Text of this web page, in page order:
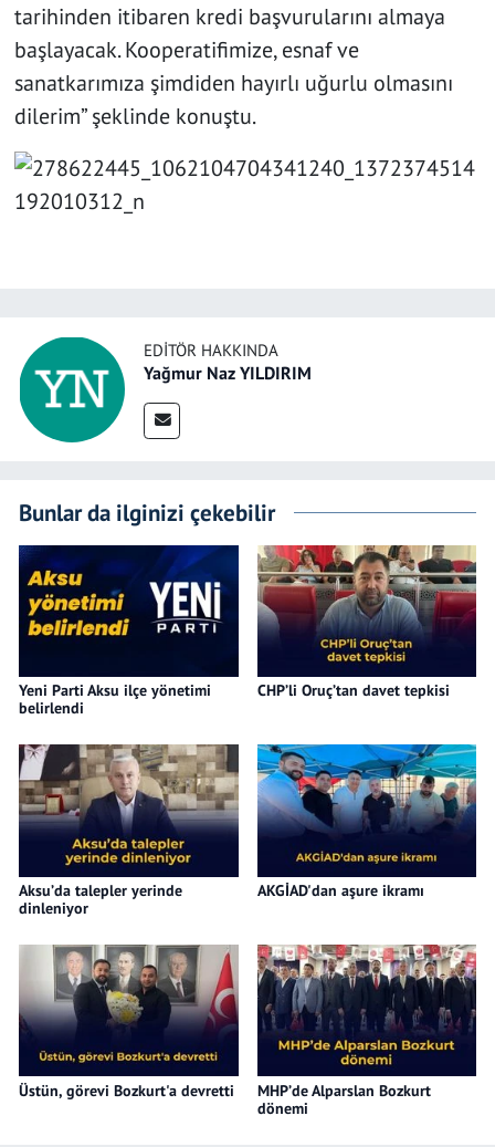
tarihinden itibaren kredi başvurularını almaya
başlayacak. Kooperatifimize, esnaf ve
sanatkarımıza şimdiden hayırlı uğurlu olmasını
dilerim” şeklinde konuştu.
EDITÖR HAKKINDA
Yağmur Naz YILDIRIM
Bunlar da ilginizi çekebilir
Yeni Parti Aksu ilçe yönetimi
belirlendi
CHP’li Oruç’tan davet tepkisi
Aksu’da talepler yerinde
dinleniyor
AKGİAD'dan aşure ikramı
Üstün, görevi Bozkurt'a devretti
MHP’de Alparslan Bozkurt
dönemi